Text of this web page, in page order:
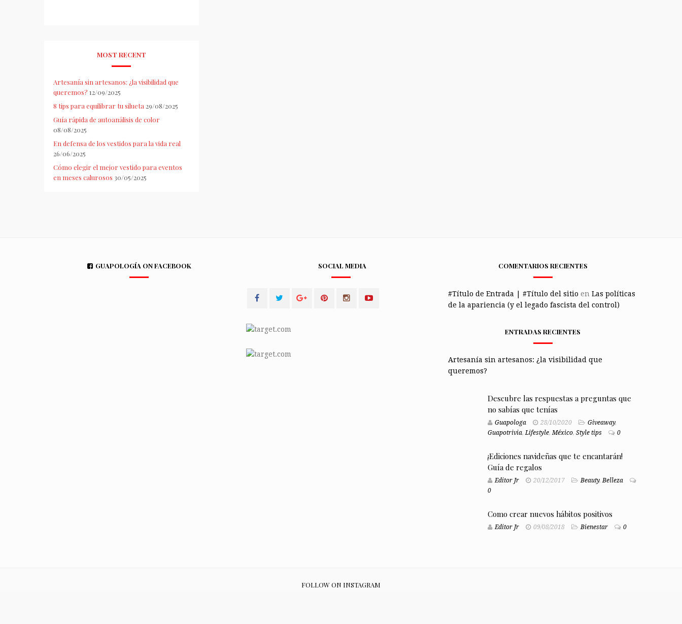
MOST RECENT
Artesanía sin artesanos: ¿la visibilidad que
queremos? 12/09/2025
8 tips para equilibrar tu silueta 29/08/2025
Guía rápida de autoanálisis de color
08/08/2025
En defensa de los vestidos para la vida real
26/06/2025
Cómo elegir el mejor vestido para eventos
en meses calurosos 30/05/2025
GUAPOLOGÍA ON FACEBOOK SOCIAL MEDIA COMENTARIOS RECIENTES
#Título de Entrada | #Título del sitio en Las políticas
de la apariencia (y el legado fascista del control)
ENTRADAS RECIENTES
Artesanía sin artesanos: ¿la visibilidad que
queremos?
Descubre las respuestas a preguntas que
no sabías que tenías
Guapologa 28/10/2020 Giveaway,
Guapotrivia,Lifestyle,México, Style tips 0
¡Ediciones navideñas que te encantarán!
Guía de regalos
Editor Jr 20/12/2017 Beauty,Belleza
0
Como crear nuevos hábitos positivos
Editor Jr 09/08/2018 Bienestar 0
FOLLOW ON INSTAGRAM